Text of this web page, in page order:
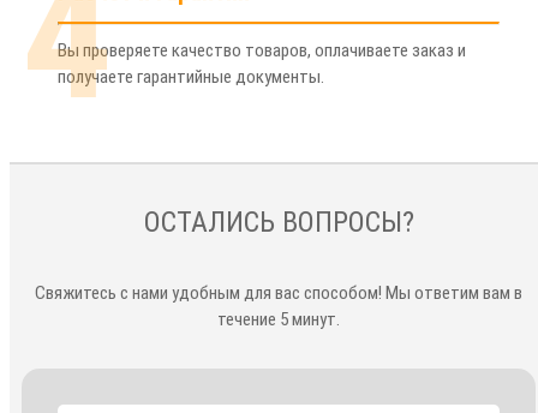
Вы проверяете качество товаров, оплачиваете заказ и
получаете гарантийные документы.
ОСТАЛИСЬ ВОПРОСЫ?
Свяжитесь с нами удобным для вас способом! Мы ответим вам в
течение 5 минут.